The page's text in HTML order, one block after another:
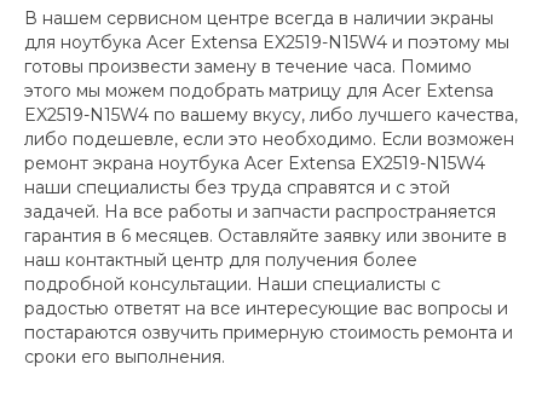
В нашем сервисном центре всегда в наличии экраны
для ноутбука Acer Extensa EX2519-N15W4 и поэтому мы
готовы произвести замену в течение часа. Помимо
этого мы можем подобрать матрицу для Acer Extensa
EX2519-N15W4 по вашему вкусу, либо лучшего качества,
либо подешевле, если это необходимо. Если возможен
ремонт экрана ноутбука Acer Extensa EX2519-N15W4
наши специалисты без труда справятся и с этой
задачей. На все работы и запчасти распространяется
гарантия в 6 месяцев. Оставляйте заявку или звоните в
наш контактный центр для получения более
подробной консультации. Наши специалисты с
радостью ответят на все интересующие вас вопросы и
постараются озвучить примерную стоимость ремонта и
сроки его выполнения.